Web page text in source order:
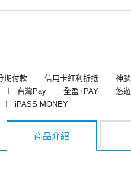
期付款 ︱ 信用卡紅利折抵 ︱
神
︱ 台灣Pay ︱ 全盈+PAY ︱
悠
︱ iPASS MONEY
商品介紹